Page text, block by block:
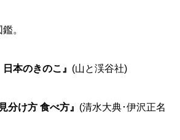
。
本のきのこ』 (山と渓谷社)
分け方 食べ方』 (清水大典･伊沢正名